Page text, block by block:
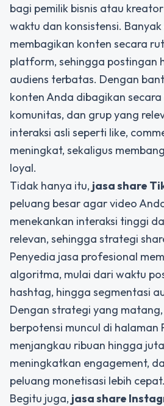
bagi pemilik bisnis atau
waktu dan konsistensi.
membagikan konten secara
platform, sehingga postingan
audiens terbatas. Dengan
konten Anda dibagikan
komunitas, dan grup yang
interaksi asli seperti like,
meningkat, sekaligus
loyal.
Tidak hanya itu, jasa share
peluang besar agar video
menekankan interaksi tinggi
relevan, sehingga strategi
Penyedia jasa profesional
algoritma, mulai dari waktu
hashtag, hingga segmentasi
Dengan strategi yang
berpotensi muncul di halaman
menjangkau ribuan hingga
meningkatkan engagement,
peluang monetisasi lebih cepat.
Begitu juga, jasa share